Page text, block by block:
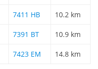
7411 HB 10.2 km
7391 BT 10.9 km
7423 EM 14.8 km